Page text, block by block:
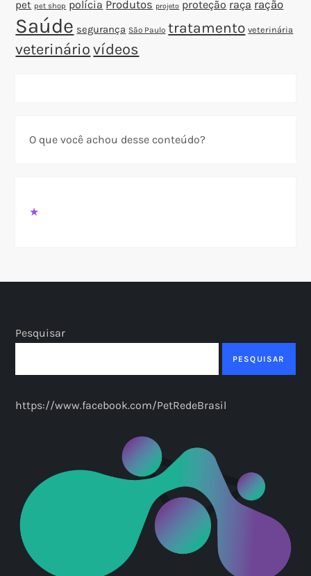
pet pet shop polícia Produtos projeto proteção raça ração
Saúde segurança São Paulo tratamento veterinária
veterinário vídeos
O que você achou desse conteúdo?
★
Pesquisar
PESQUISAR
https://www.facebook.com/PetRedeBrasil